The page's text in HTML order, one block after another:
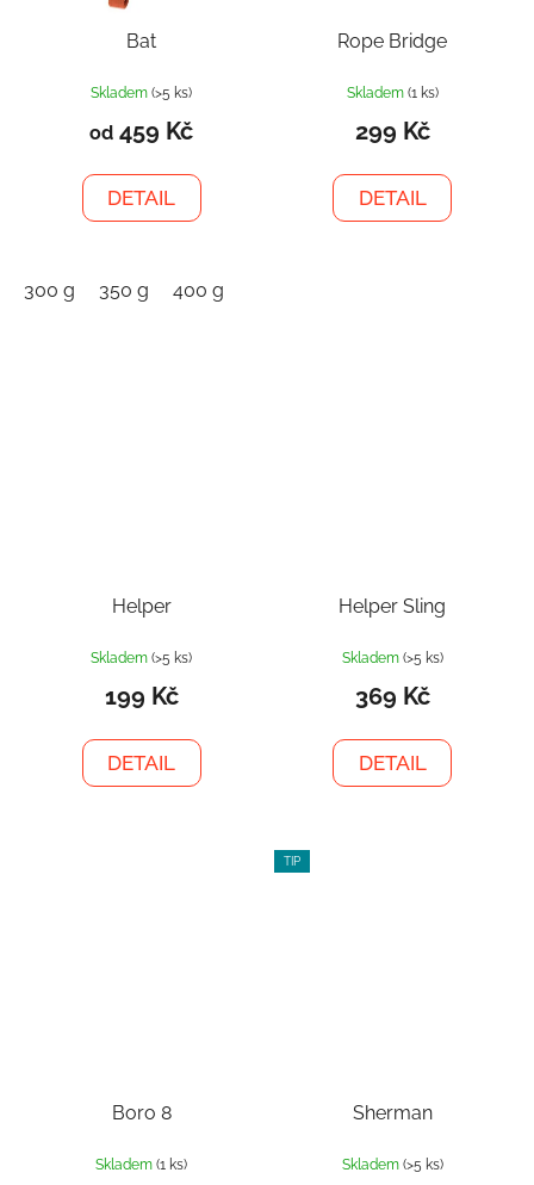
Bat
Skladem(>5 ks)
od 459 Kč
DETAIL
300 g 350 g 400 g
Rope Bridge
Skladem (1 ks)
299 Kč
DETAIL
Helper
Skladem(>5 ks)
199 Kč
DETAIL
Helper Sling
Skladem (>5 ks)
369 Kč
DETAIL
Boro 8
Skladem(1 ks)
TIP
Sherman
Skladem (>5 ks)